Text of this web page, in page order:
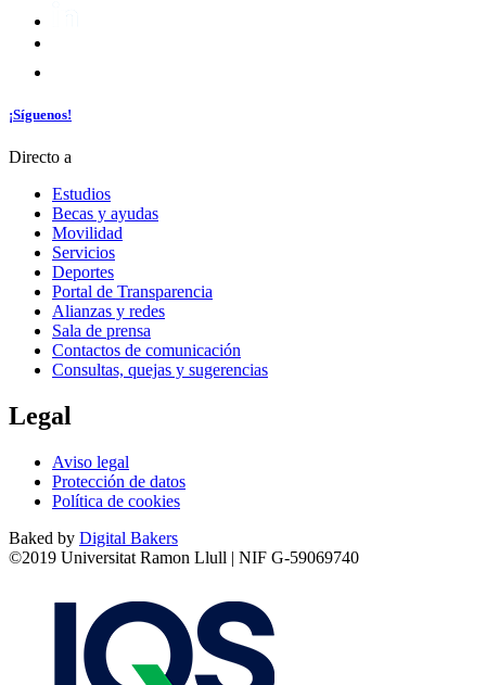
¡Síguenos!
Directo a
Estudios
Becas y ayudas
Movilidad
Servicios
Deportes
Portal de Transparencia
Alianzas y redes
Sala de prensa
Contactos de comunicación
Consultas, quejas y sugerencias
Legal
Aviso legal
Protección de datos
Política de cookies
Baked by Digital Bakers
©2019 Universitat Ramon Llull | NIF G-59069740